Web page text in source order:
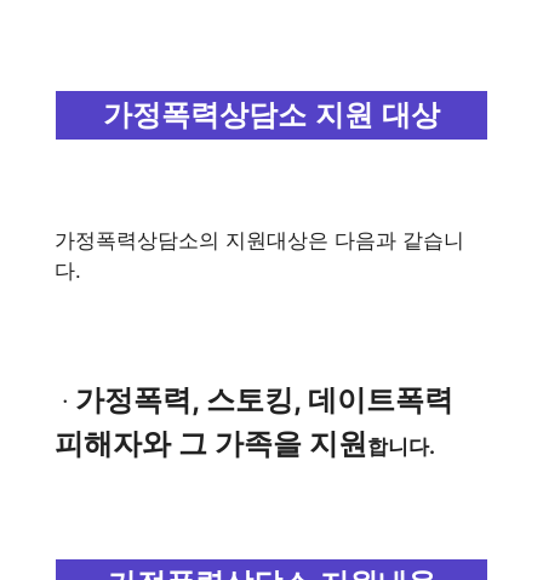
가정폭력상담소 지원 대상
가정폭력상담소의 지원대상은 다음과 같습니
다.
ㆍ 가정폭력, 스토킹, 데이트폭력
피해자와 그 가족을 지원합니다.